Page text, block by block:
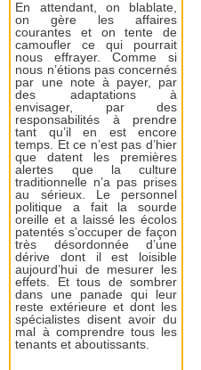
En attendant, on blablate,
on gère les affaires
courantes et on tente de
camoufler ce qui pourrait
nous effrayer. Comme si
nous n’étions pas concernés
par une note à payer, par
des adaptations à
envisager, par des
responsabilités à prendre
tant qu’il en est encore
temps. Et ce n’est pas d’hier
que datent les premières
alertes que la culture
traditionnelle n’a pas prises
au sérieux. Le personnel
politique a fait la sourde
oreille et a laissé les écolos
patentés s’occuper de façon
très désordonnée d’une
dérive dont il est loisible
aujourd’hui de mesurer les
effets. Et tous de sombrer
dans une panade qui leur
reste extérieure et dont les
spécialistes disent avoir du
mal à comprendre tous les
tenants et aboutissants.